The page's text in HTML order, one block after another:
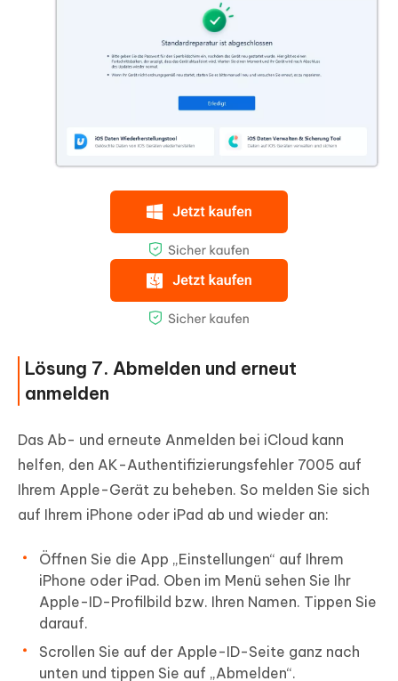
Lösung 7. Abmelden und erneut
anmelden
Das Ab- und erneute Anmelden bei iCloud kann
helfen, den AK-Authentifizierungsfehler 7005 auf
Ihrem Apple-Gerät zu beheben. So melden Sie sich
auf Ihrem iPhone oder iPad ab und wieder an:
Öffnen Sie die App „Einstellungen“ auf Ihrem
iPhone oder iPad. Oben im Menü sehen Sie Ihr
Apple-ID-Profilbild bzw. Ihren Namen. Tippen Sie
darauf.
Scrollen Sie auf der Apple-ID-Seite ganz nach
unten und tippen Sie auf „Abmelden“.